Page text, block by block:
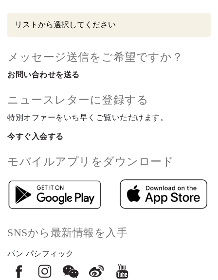
メッセージ送信をご希望ですか？
お問い合わせを送る
ニュースレターに登録する
特別オファーをいち早くご覧いただけます。
今すぐ入会する
モバイルアプリをダウンロード
SNSから最新情報を入手
パン パシフィック